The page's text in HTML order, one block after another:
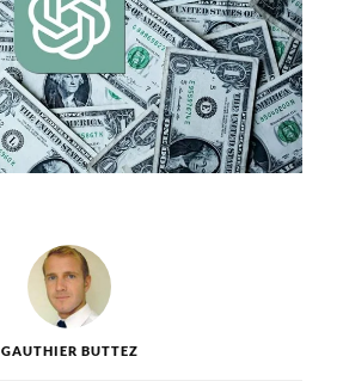
GAUTHIER BUTTEZ